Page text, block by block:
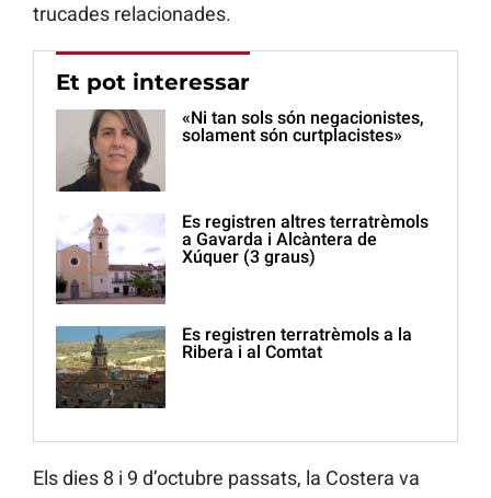
trucades relacionades.
Et pot interessar
«Ni tan sols són negacionistes,
solament són curtplacistes»
Es registren altres terratrèmols
a Gavarda i Alcàntera de
Xúquer (3 graus)
Es registren terratrèmols a la
Ribera i al Comtat
Els dies 8 i 9 d’octubre passats, la Costera va